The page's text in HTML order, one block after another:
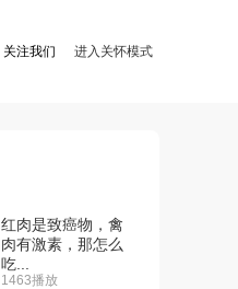
关注我们 进入关怀模式
红肉是致癌物，禽
肉有激素，那怎么
吃...
1463播放